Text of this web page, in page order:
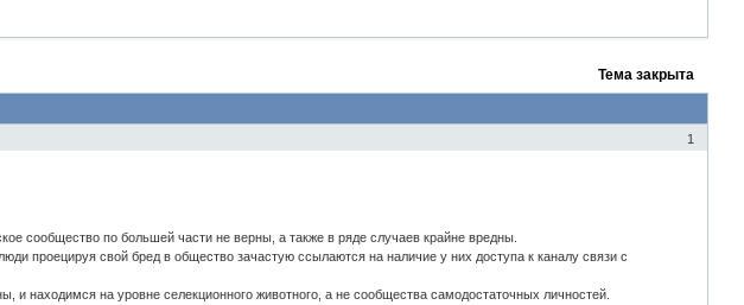
Тема закрыта
1
сообщество по большей части не верны, а также в ряде случаев крайне вредны.
проецируя свой бред в общество зачастую ссылаются на наличие у них доступа к каналу связи с
находимся на уровне селекционного животного, а не сообщества самодостаточных личностей.